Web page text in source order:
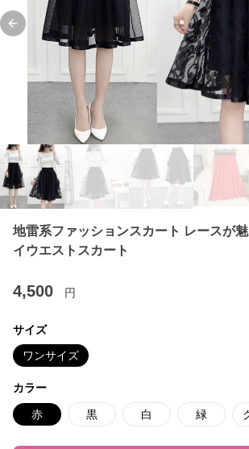
Previous slide
地雷系ファッションスカート レースが
イウエストスカート
4,500 円
サイズ
ワンサイズ
カラー
赤 黒 白 緑